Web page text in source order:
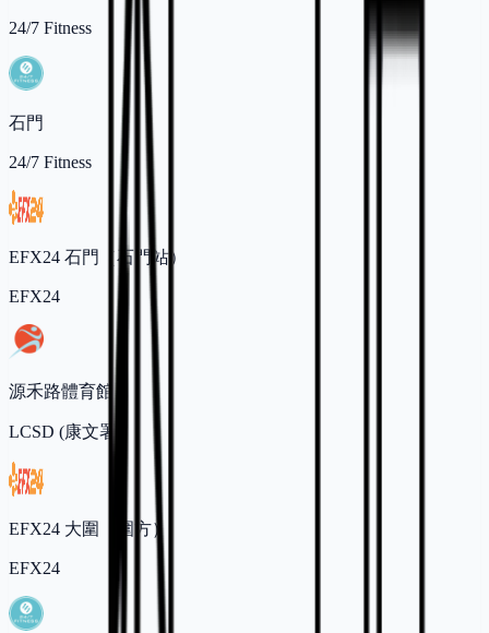
24/7 Fitness
石門
24/7 Fitness
EFX24 石門（石門站）
EFX24
源禾路體育館
LCSD (康文署)
EFX24 大圍（圍方）
EFX24